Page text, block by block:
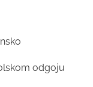
odgoju